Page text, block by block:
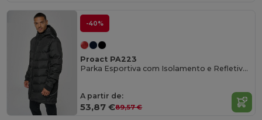
-40%
Proact PA223
Parka Esportiva com Isolamento e Refletivos
A partir de:
53,87 €89,57 €